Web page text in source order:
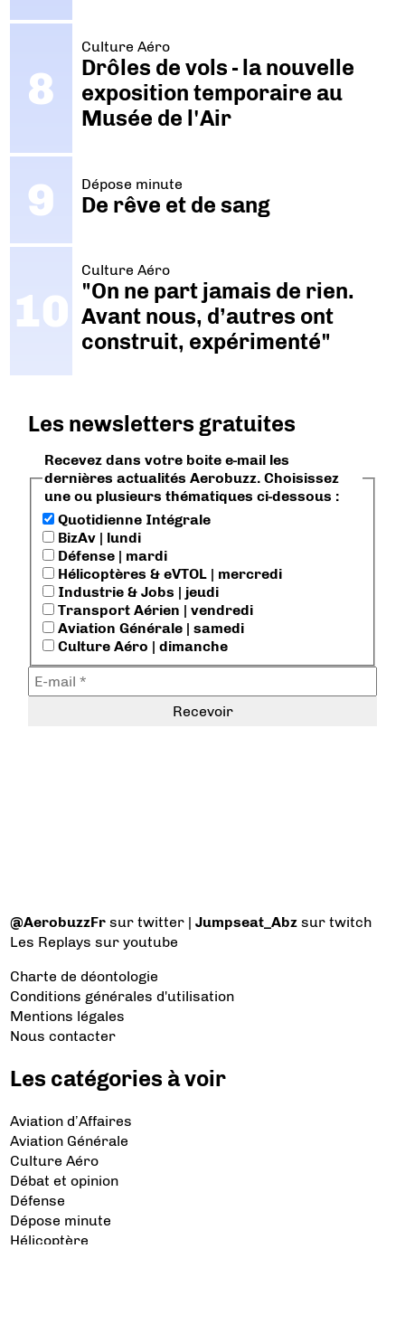
Culture Aéro
Drôles de vols - la nouvelle
exposition temporaire au
Musée de l'Air
Dépose minute
De rêve et de sang
Culture Aéro
"On ne part jamais de rien.
Avant nous, d’autres ont
construit, expérimenté"
Les newsletters gratuites
Recevez dans votre boite e-mail les
dernières actualités Aerobuzz. Choisissez
une ou plusieurs thématiques ci-dessous :
Quotidienne Intégrale
BizAv | lundi
Défense | mardi
Hélicoptères & eVTOL | mercredi
Industrie & Jobs | jeudi
Transport Aérien | vendredi
Aviation Générale | samedi
Culture Aéro | dimanche
@AerobuzzFr sur twitter |Jumpseat_Abz sur twitch
Les Replays sur youtube
Charte de déontologie
Conditions générales d'utilisation
Mentions légales
Nous contacter
Les catégories à voir
Aviation d’Affaires
Aviation Générale
Culture Aéro
Débat et opinion
Défense
Dépose minute
Hélicoptère